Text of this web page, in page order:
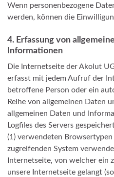
Wenn personenbezogene
werden, können die
4. Erfassung von
Informationen
Die Internetseite der Akolut
erfasst mit jedem Aufruf der
betroffene Person oder ein
Reihe von allgemeinen Daten
allgemeinen Daten und
Logfiles des Servers
(1) verwendeten Browsertypen
zugreifenden System
Internetseite, von welcher ein
unsere Internetseite gelangt